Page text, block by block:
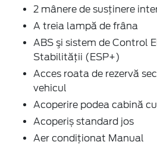
2 mânere de susţinere
A treia lampă de frâna
ABS şi sistem de Control
Stabilității (ESP+)
Acces roata de rezervă
vehicul
Acoperire podea cabină
Acoperiș standard jos
Aer condiţionat Manual